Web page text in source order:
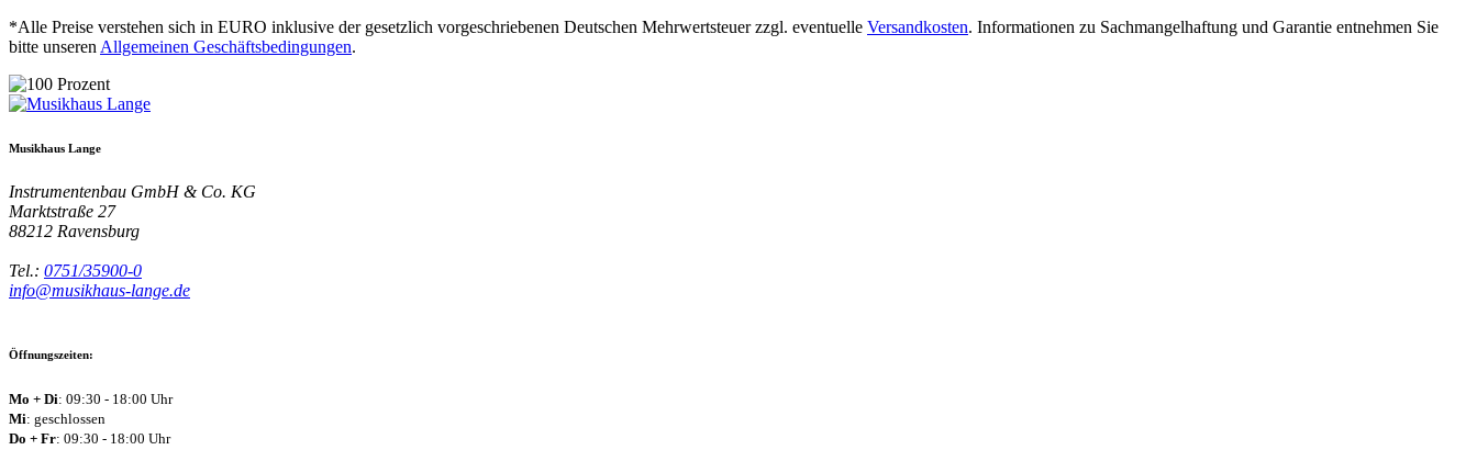
*Alle Preise verstehen sich in EURO inklusive der gesetzlich vorgeschriebenen Deutschen Mehrwertsteuer zzgl. eventuelle Versandkosten. Informationen zu Sachmangelhaftung und Garantie entnehmen Sie
bitte unseren Allgemeinen Geschäftsbedingungen.
Musikhaus Lange
Instrumentenbau GmbH & Co. KG
Marktstraße 27
88212 Ravensburg
Tel.: 0751/35900-0
info@musikhaus-lange.de
Öffnungszeiten:
Mo + Di: 09:30 - 18:00 Uhr
Mi: geschlossen
Do + Fr: 09:30 - 18:00 Uhr